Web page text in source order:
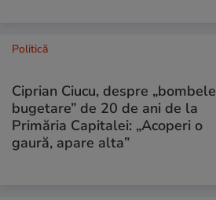
Politică
Ciprian Ciucu, despre „bombele
bugetare” de 20 de ani de la
Primăria Capitalei: „Acoperi o
gaură, apare alta”